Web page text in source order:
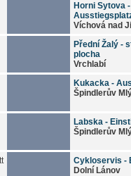
Horni Sytova -
Víchová nad
Přední Žalý -
plocha
Vrchlabí
Kukacka -
Špindlerův
Labska -
Špindlerův
Cykloservis -
Dolní Lánov